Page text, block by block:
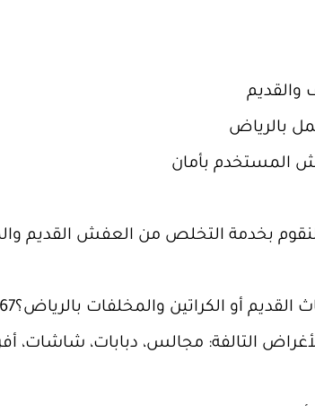
والقديم
بالرياض
المستخدم بأمان
لنقوم بخدمة التخلص من العفش القديم
أو الكراتين والمخلفات بالرياض؟0534375367
التالفة: مجالس، دبابات، شاشات،